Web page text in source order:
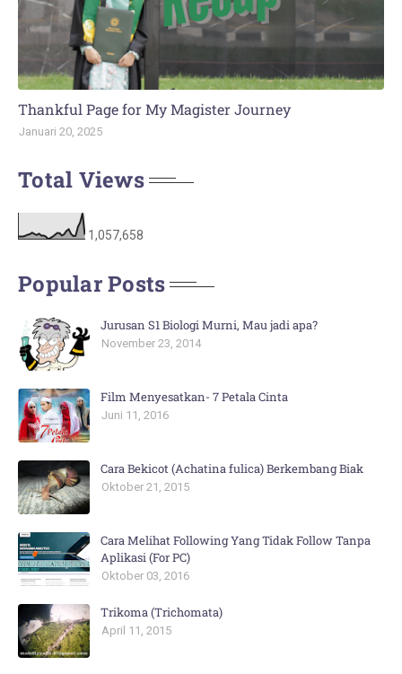
Thankful Page for My Magister Journey
Januari 20, 2025
Total Views
1,057,658
Popular Posts
Jurusan S1 Biologi Murni, Mau jadi apa?
November 23, 2014
Film Menyesatkan- 7 Petala Cinta
Juni 11, 2016
Cara Bekicot (Achatina fulica) Berkembang Biak
Oktober 21, 2015
Cara Melihat Following Yang Tidak Follow Tanpa
Aplikasi (For PC)
Oktober 03, 2016
Trikoma (Trichomata)
April 11, 2015